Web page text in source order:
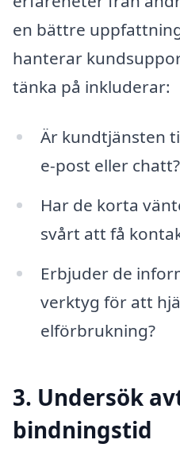
en bättre
hanterar
tänka på inkluderar:
Är kundtjänsten
e-post eller chatt?
Har de korta
svårt att få
Erbjuder de
verktyg för att
elförbrukning?
3. Undersök
bindningstid